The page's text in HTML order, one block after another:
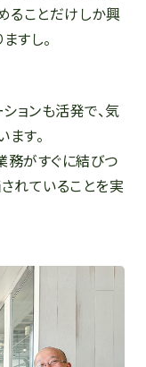
ることだけしか興
すし。
ョンも活発で、気
す。
がすぐに結びつ
れていることを実